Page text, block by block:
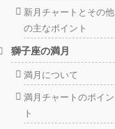
新月チャートとその他
の主なポイント
獅子座の満月
満月について
満月チャートのポイン
ト